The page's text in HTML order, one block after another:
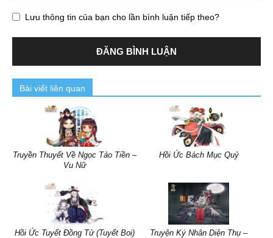
Lưu thông tin của bạn cho lần bình luận tiếp theo?
Bài viết liên quan
Truyền Thuyết Về Ngọc Tảo Tiền –
Vu Nữ
Hồi Ức Bách Mục Quỷ
Hồi Ức Tuyết Đồng Tử (Tuyết Boi)
Truyện Ký Nhân Diện Thụ –